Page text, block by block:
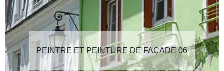
PEINTRE ET PEINTURE DE FAÇADE 06